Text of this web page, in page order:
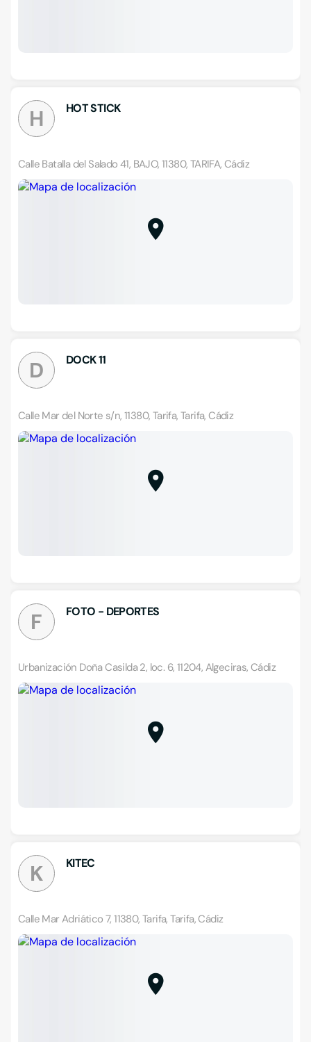
H HOT STICK
Calle Batalla del Salado 41, BAJO, 11380, TARIFA, Cádiz
D DOCK 11
Calle Mar del Norte s/n, 11380, Tarifa, Tarifa, Cádiz
F FOTO - DEPORTES
Urbanización Doña Casilda 2, loc. 6, 11204, Algeciras, Cádiz
K KITEC
Calle Mar Adriático 7, 11380, Tarifa, Tarifa, Cádiz